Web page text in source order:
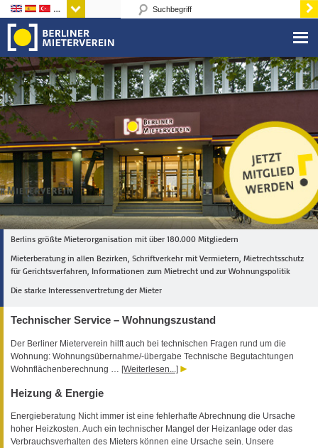
Sprachen
Berlins größte Mieterorganisation mit über 180.000 Mitgliedern
Mieterberatung in allen Bezirken, Schriftverkehr mit Vermietern, Mietrechtsschutz
für Gerichtsverfahren, Informationen zum Mietrecht und zur Wohnungspolitik
Die starke Interessenvertretung der Mieter
Technischer Service – Wohnungszustand
Der Berliner Mieterverein hilft auch bei technischen Fragen rund um die
Wohnung: Wohnungsübernahme/-übergabe Technische Begutachtungen
Wohnflächenberechnung … [Weiterlesen...]
Heizung & Energie
Energieberatung Nicht immer ist eine fehlerhafte Abrechnung die Ursache
hoher Heizkosten. Auch ein technischer Mangel der Heizanlage oder das
Verbrauchsverhalten des Mieters können eine Ursache sein. Unsere